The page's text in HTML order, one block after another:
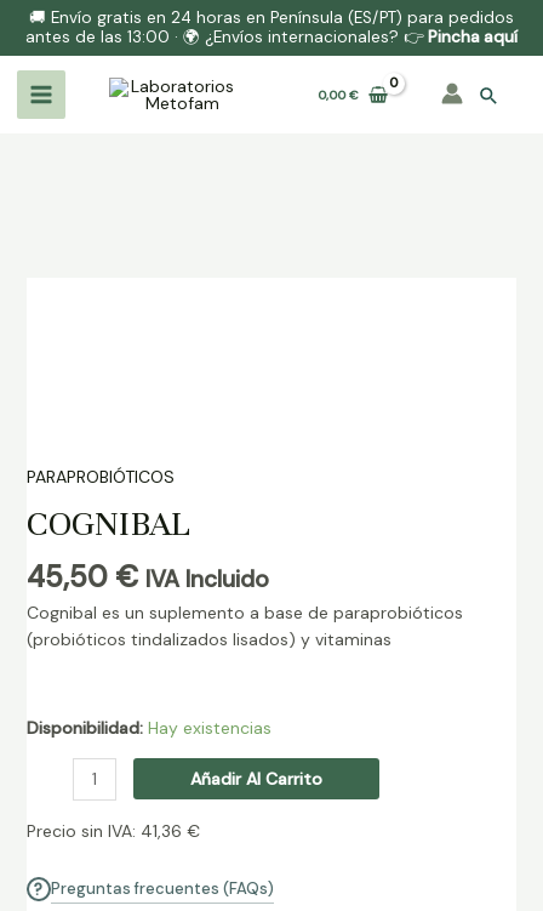
🚚 Envío gratis en 24 horas en Península (ES/PT) para pedidos
antes de las 13:00 · 🌍 ¿Envíos internacionales? 👉Pincha aquí
0,00€
PARAPROBIÓTICOS
COGNIBAL
45,50 € IVA Incluido
Cognibal es un suplemento a base de paraprobióticos
(probióticos tindalizados lisados) y vitaminas
Disponibilidad: Hay existencias
Añadir Al Carrito
Precio sin IVA: 41,36 €
? Preguntas frecuentes (FAQs)